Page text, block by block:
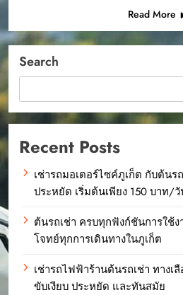
Read More
Search
Recent Posts
เช่ารถมอเตอร์ไซค์ภูเก็ต กับต้นร
ประหยัด เริ่มต้นเพียง 150 บาท/
ต้นรถเช่า ครบทุกฟังก์ชันการใช้
โจทย์ทุกการเดินทางในภูเก็ต
เช่ารถไฟฟ้าร้านต้นรถเช่า ทางเ
ขับเงียบ ประหยัด และทันสมัย